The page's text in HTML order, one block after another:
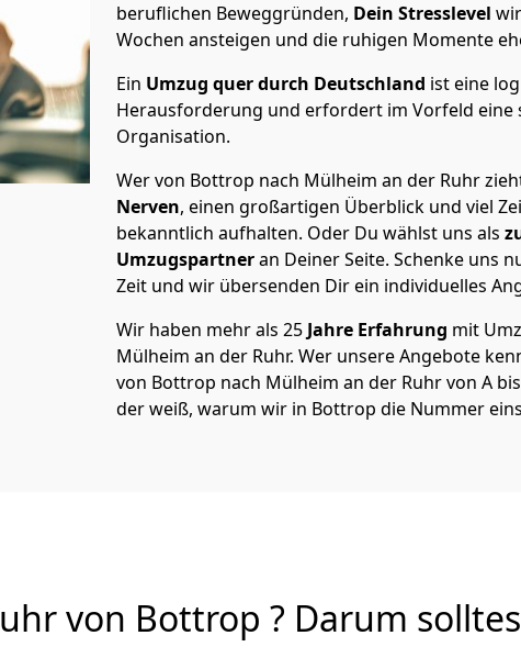
beruflichen Beweggründen, Dein Stresslevel
Wochen ansteigen und die ruhigen Momente
Ein Umzug quer durch Deutschland ist eine
Herausforderung und erfordert im Vorfeld
Organisation.
Wer von Bottrop nach Mülheim an der Ruhr
Nerven, einen großartigen Überblick und viel
bekanntlich aufhalten. Oder Du wählst uns als
Umzugspartneran Deiner Seite. Schenke uns
Zeit und wir übersenden Dir ein individuelles
Wir haben mehr als 25 Jahre Erfahrung mit
Mülheim an der Ruhr. Wer unsere Angebote
von Bottrop nach Mülheim an der Ruhr von A
der weiß, warum wir in Bottrop die Nummer
von Bottrop ? Darum